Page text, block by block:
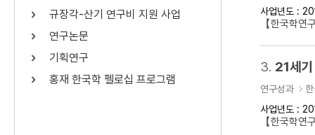
료를 검색
규장각-산기 연구비 지원 사업
연구논문
기획연구
홍재 한국학 펠로십 프로그램
사업년도 :
【한국학
3. 21세
연구성과
사업년도 :
【한국학